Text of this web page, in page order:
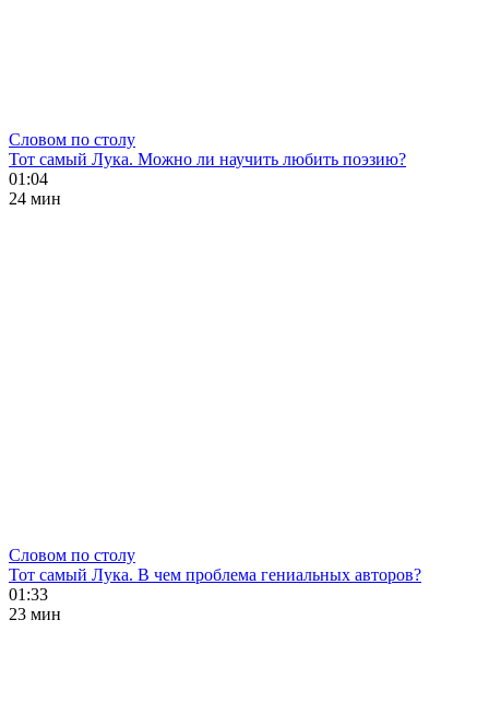
Словом по столу
Тот самый Лука. Можно ли научить любить поэзию?
01:04
24 мин
Словом по столу
Тот самый Лука. В чем проблема гениальных авторов?
01:33
23 мин